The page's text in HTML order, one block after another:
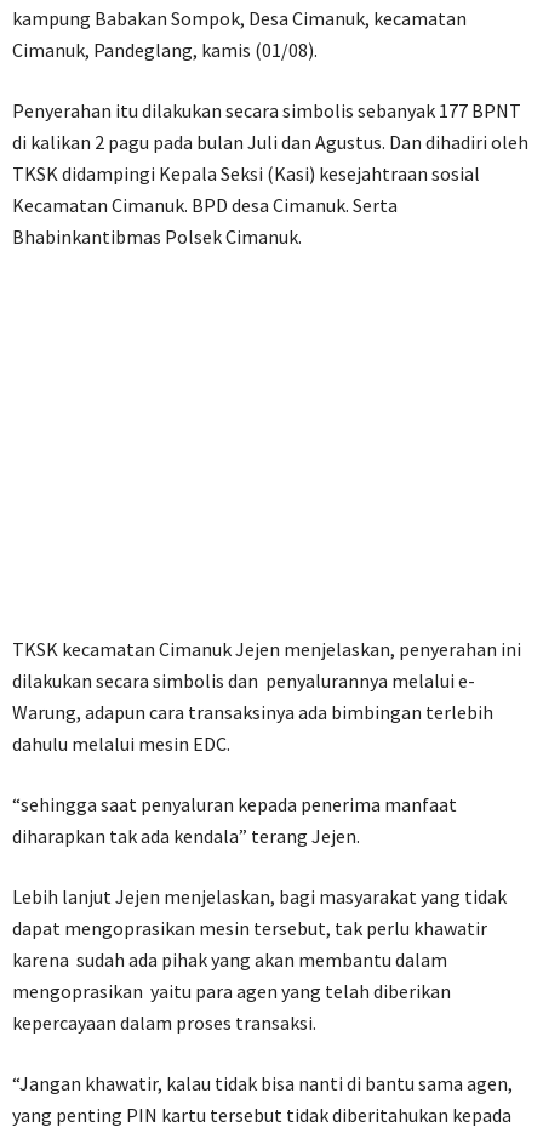
kampung Babakan Sompok, Desa Cimanuk, kecamatan
Cimanuk, Pandeglang, kamis (01/08).
Penyerahan itu dilakukan secara simbolis sebanyak 177 BPNT
di kalikan 2 pagu pada bulan Juli dan Agustus. Dan dihadiri oleh
TKSK didampingi Kepala Seksi (Kasi) kesejahtraan sosial
Kecamatan Cimanuk. BPD desa Cimanuk. Serta
Bhabinkantibmas Polsek Cimanuk.
TKSK kecamatan Cimanuk Jejen menjelaskan, penyerahan ini
dilakukan secara simbolis dan penyalurannya melalui e-
Warung, adapun cara transaksinya ada bimbingan terlebih
dahulu melalui mesin EDC.
“sehingga saat penyaluran kepada penerima manfaat
diharapkan tak ada kendala” terang Jejen.
Lebih lanjut Jejen menjelaskan, bagi masyarakat yang tidak
dapat mengoprasikan mesin tersebut, tak perlu khawatir
karena sudah ada pihak yang akan membantu dalam
mengoprasikan yaitu para agen yang telah diberikan
kepercayaan dalam proses transaksi.
“Jangan khawatir, kalau tidak bisa nanti di bantu sama agen,
yang penting PIN kartu tersebut tidak diberitahukan kepada